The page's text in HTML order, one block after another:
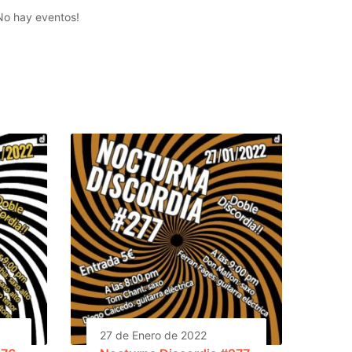
hay eventos!
27 de Enero de 2022